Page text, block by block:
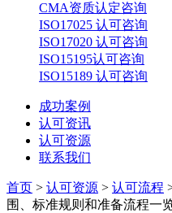
CMA资质认定咨询
ISO17025 认可咨询
ISO17020 认可咨询
ISO15195认可咨询
ISO15189 认可咨询
成功案例
认可资讯
认可资源
联系我们
首页 > 认可资源 > 认可流程
围、标准规则和准备流程一